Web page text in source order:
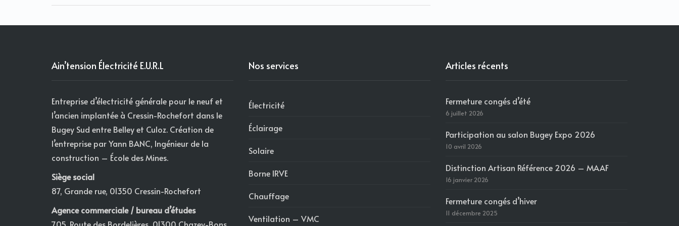
Ain’tension Électricité E.U.R.L
Entreprise d’électricité générale pour le neuf et
l’ancien implantée à Cressin-Rochefort dans le
Bugey Sud entre Belley et Culoz. Création de
l’entreprise par Yann BANC, Ingénieur de la
construction – École des Mines.
Siège social
87, Grande rue, 01350 Cressin-Rochefort
Agence commerciale / bureau d’études
Nos services
Électricité
Éclairage
Solaire
Borne IRVE
Chauffage
Ventilation – VMC
Articles récents
Fermeture congés d’été
6 juillet 2026
Participation au salon Bugey Expo 2026
10 avril 2026
Distinction Artisan Référence 2026 – MAAF
16 janvier 2026
Fermeture congés d’hiver
11 décembre 2025